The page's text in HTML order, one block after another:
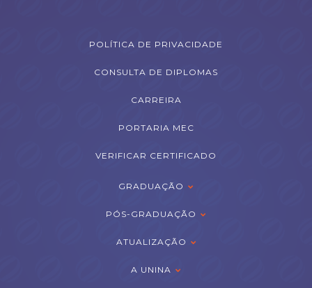
POLÍTICA DE PRIVACIDADE
CONSULTA DE DIPLOMAS
CARREIRA
PORTARIA MEC
VERIFICAR CERTIFICADO
GRADUAÇÃO
PÓS-GRADUAÇÃO
ATUALIZAÇÃO
A UNINA